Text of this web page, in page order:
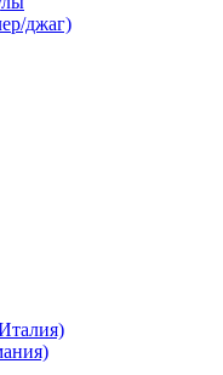
джаг)